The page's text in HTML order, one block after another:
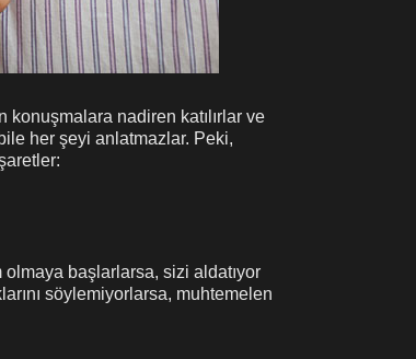
nadiren katılırlar ve
her şeyi anlatmazlar. Peki,
başlarlarsa, sizi aldatıyor
söylemiyorlarsa, muhtemelen